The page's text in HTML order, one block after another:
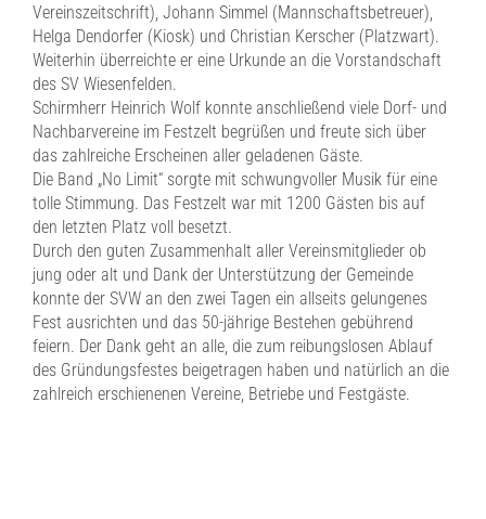
Vereinszeitschrift), Johann Simmel (Mannschaftsbetreuer),
Helga Dendorfer (Kiosk) und Christian Kerscher (Platzwart).
Weiterhin überreichte er eine Urkunde an die Vorstandschaft
des SV Wiesenfelden.
Schirmherr Heinrich Wolf konnte anschließend viele Dorf- und
Nachbarvereine im Festzelt begrüßen und freute sich über
das zahlreiche Erscheinen aller geladenen Gäste.
Die Band „No Limit“ sorgte mit schwungvoller Musik für eine
tolle Stimmung. Das Festzelt war mit 1200 Gästen bis auf
den letzten Platz voll besetzt.
Durch den guten Zusammenhalt aller Vereinsmitglieder ob
jung oder alt und Dank der Unterstützung der Gemeinde
konnte der SVW an den zwei Tagen ein allseits gelungenes
Fest ausrichten und das 50-jährige Bestehen gebührend
feiern. Der Dank geht an alle, die zum reibungslosen Ablauf
des Gründungsfestes beigetragen haben und natürlich an die
zahlreich erschienenen Vereine, Betriebe und Festgäste.